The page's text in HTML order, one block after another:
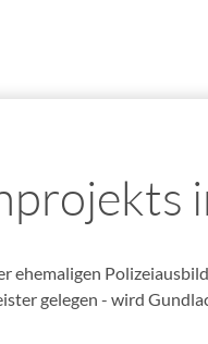
ehemaligen
gelegen - wird